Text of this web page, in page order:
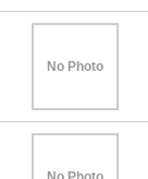
No Photo